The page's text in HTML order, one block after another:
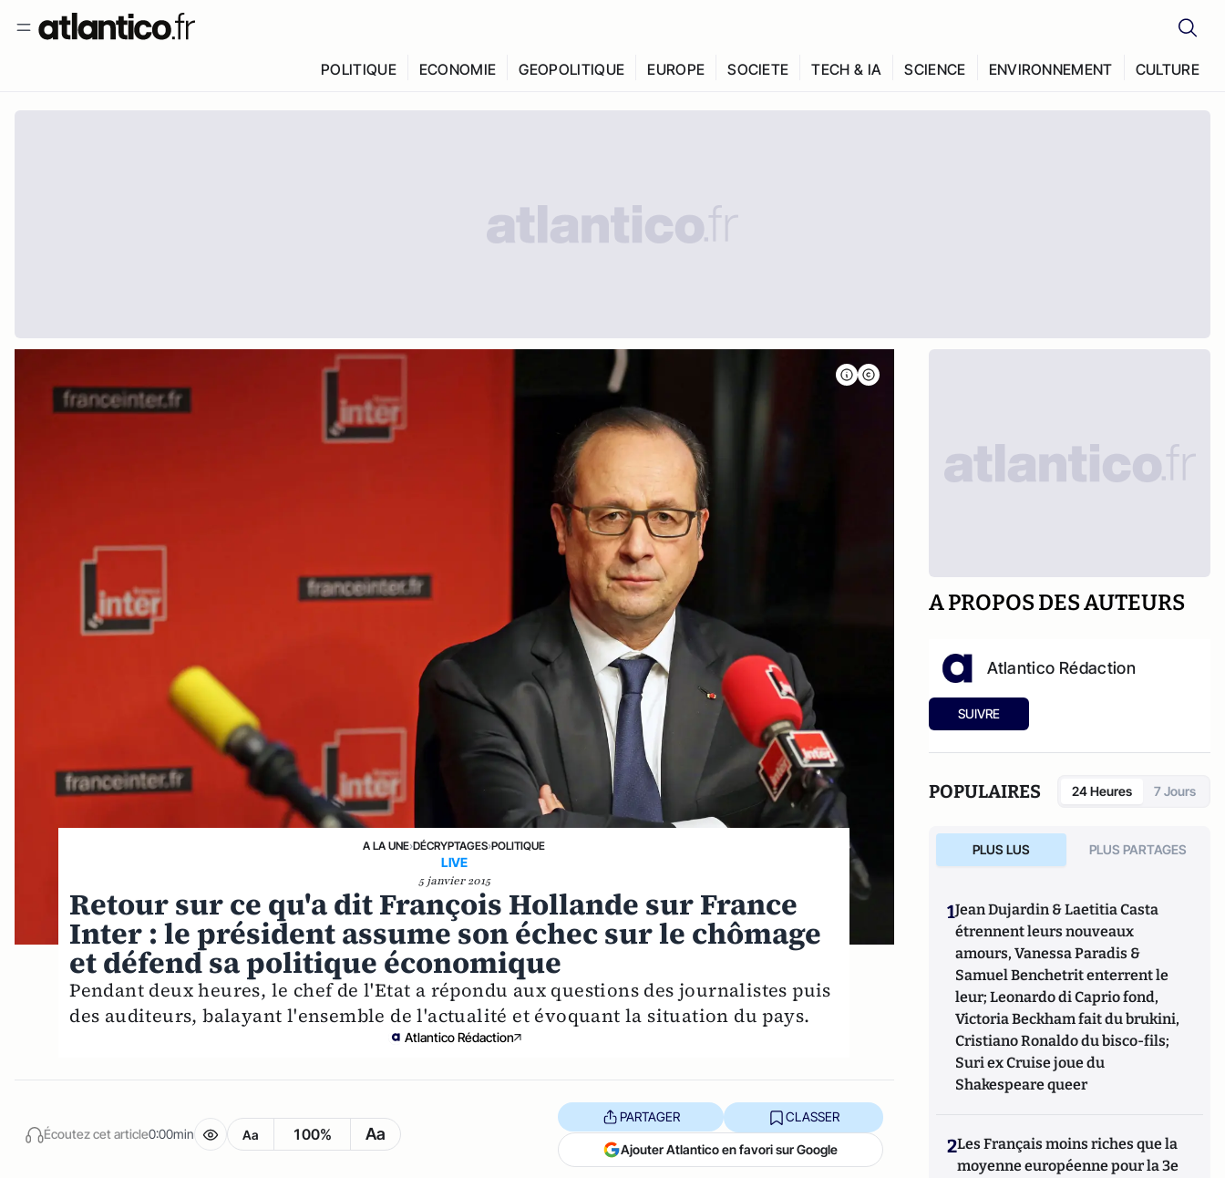
POLITIQUE ECONOMIE GEOPOLITIQUE EUROPE SOCIETE TECH & IA SCIENCE ENVIRONNEMENT CULTURE
A LA UNE›DÉCRYPTAGES›POLITIQUE
LIVE
5 janvier 2015
Retour sur ce qu'a dit François Hollande sur France
Inter : le président assume son échec sur le chômage
et défend sa politique économique
Pendant deux heures, le chef de l'Etat a répondu aux questions des journalistes puis
des auditeurs, balayant l'ensemble de l'actualité et évoquant la situation du pays.
Atlantico Rédaction
Écoutez cet article0:00min Aa 100% Aa
PARTAGER CLASSER
Ajouter Atlantico en favori sur Google
A PROPOS DES AUTEURS
Atlantico Rédaction
SUIVRE
POPULAIRES 24 Heures 7 Jours
PLUS LUS PLUS PARTAGES
1Jean Dujardin & Laetitia Casta
étrennent leurs nouveaux
amours, Vanessa Paradis &
Samuel Benchetrit enterrent le
leur; Leonardo di Caprio fond,
Victoria Beckham fait du brukini,
Cristiano Ronaldo du bisco-fils;
Suri ex Cruise joue du
Shakespeare queer
2Les Français moins riches que la
moyenne européenne pour la 3e